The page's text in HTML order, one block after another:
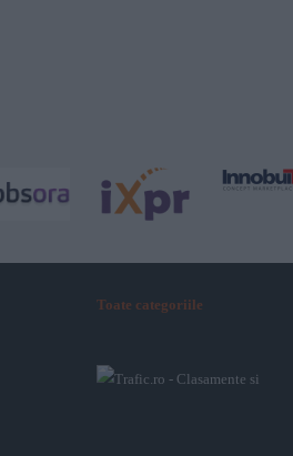
Toate categoriile